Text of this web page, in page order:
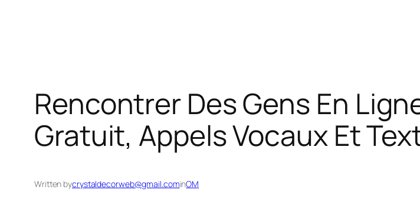
Rencontrer Des Gens En
Gratuit, Appels Vocaux Et
Written bycrystaldecorweb@gmail.cominOM